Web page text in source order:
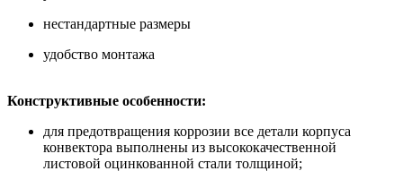
нестандартные размеры
удобство монтажа
Конструктивные особенности:
для предотвращения коррозии все детали корпуса
конвектора выполнены из высококачественной
листовой оцинкованной стали толщиной;